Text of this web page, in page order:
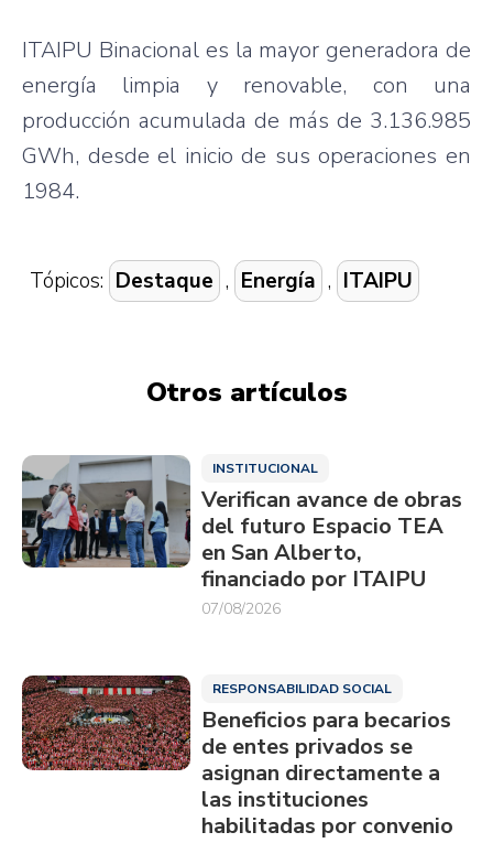
ITAIPU Binacional es la mayor generadora de
energía limpia y renovable, con una
producción acumulada de más de 3.136.985
GWh, desde el inicio de sus operaciones en
1984.
Tópicos: Destaque , Energía , ITAIPU
Otros artículos
INSTITUCIONAL
Verifican avance de obras
del futuro Espacio TEA
en San Alberto,
financiado por ITAIPU
07/08/2026
RESPONSABILIDAD SOCIAL
Beneficios para becarios
de entes privados se
asignan directamente a
las instituciones
habilitadas por convenio